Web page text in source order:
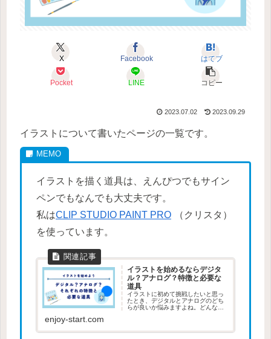
X Facebook はてブ
Pocket LINE コピー
2023.07.02 2023.09.29
イラストについて書いたページの一覧です。
イラストを描く道具は、えんぴつでもサイン
ペンでもなんでも大丈夫です。
私はCLIP STUDIO PAINT PRO
（クリスタ）
を使っています。
イラストを始めるならデジタ
ル？アナログ？特徴と必要な
道具
イラストに初めて挑戦したいと思っ
たとき、デジタルとアナログのどち
らが良いか悩みますよね。どんな道
にしてください。
enjoy-start.com